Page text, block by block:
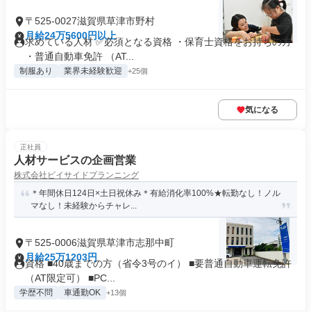
〒525-0027滋賀県草津市野村
月給24万5600円以上
求めている人材 ✅必須となる資格 ・保育士資格をお持ちの方
・普通自動車免許 （AT...
制服あり 業界未経験歓迎 +25個
気になる
正社員
人材サービスの企画営業
株式会社ビイサイドプランニング
＊年間休日124日×土日祝休み＊有給消化率100%★転勤なし！ノル
マなし！未経験からチャレ...
〒525-0006滋賀県草津市志那中町
月給25万1203円
資格 ■40歳までの方（省令3号のイ） ■要普通自動車運転免許
（AT限定可） ■PC...
学歴不問 車通勤OK +13個